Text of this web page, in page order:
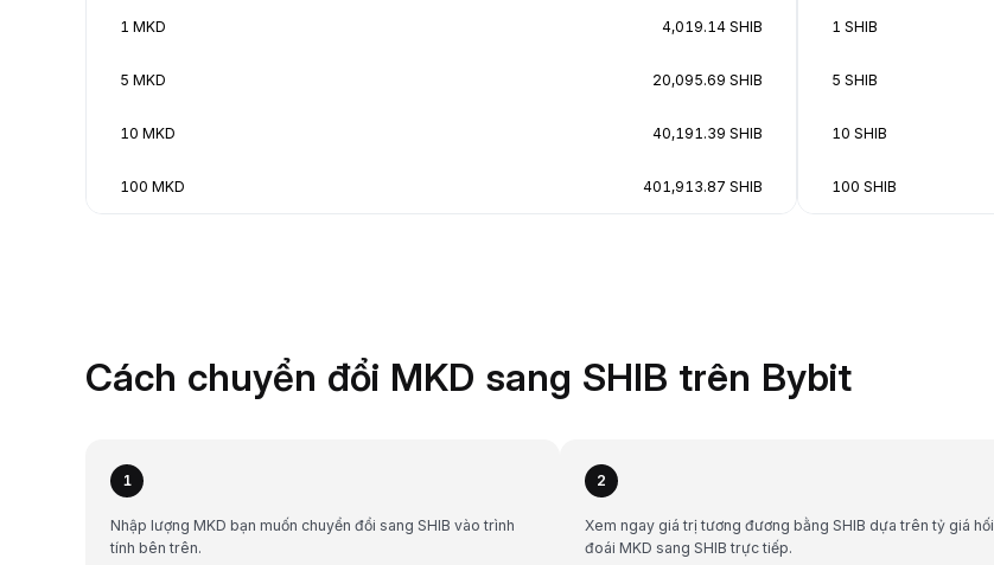
1 MKD 4,019.14 SHIB
5 MKD 20,095.69 SHIB
10 MKD 40,191.39 SHIB
100 MKD 401,913.87 SHIB
1 SHIB
5 SHIB
10 SHIB
100 SHIB
Cách chuyển đổi MKD sang SHIB trên Bybit
1
Nhập lượng MKD bạn muốn chuyển đổi sang SHIB vào trình
tính bên trên.
2
Xem ngay giá trị tương đương bằng SHIB dựa trên tỷ giá hối
đoái MKD sang SHIB trực tiếp.